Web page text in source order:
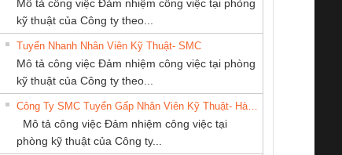
An Toàn
Contact
– PSR-
SCP-
2X1/1X2
Bộ giám sát chuỗi
tấm pin
TRANSCLINIC 16I+
1K5 L (2433950000)
Bộ giám sát dòng
TRANSCLINIC 16I+
(2008130000)
TY TNHH
BỊ CÔNG
NIHON
VIỆT
Công Ty TNHH
Thiết Bị Điện Nam
Quốc Thịnh
CÔNG TY TNHH
VIỆT NAM
Mô tả công việc Đảm nhiệm công việc tại phòng
kỹ thuật của Công ty theo...
Tuyển Nhanh Nhân Viên Kỹ Thuật- SMC
Mô tả công việc Đảm nhiệm công việc tại phòng
kỹ thuật của Công ty theo...
Mô tả công việc Đảm nhiệm công việc tại
phòng kỹ thuật của Công ty...